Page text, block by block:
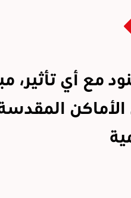
مع أي تأثير،
الأماكن